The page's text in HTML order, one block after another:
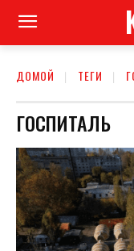
ДОМОЙ ТЕГИ
ГОСПИТАЛЬ